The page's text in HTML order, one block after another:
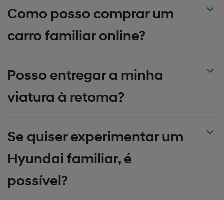
Como posso comprar um
carro familiar online?
Posso entregar a minha
viatura à retoma?
Se quiser experimentar um
Hyundai familiar, é
possível?